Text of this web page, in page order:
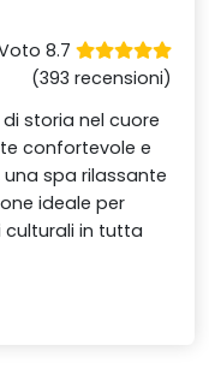
8.7
(393 recensioni)
storia nel cuore
confortevole e
spa rilassante
ideale per
culturali in tutta